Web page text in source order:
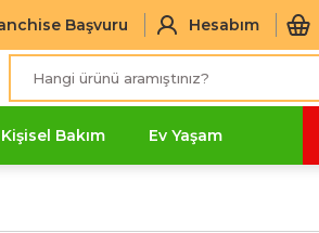
Başvuru Hesabım
Kişisel Bakım Ev Yaşam